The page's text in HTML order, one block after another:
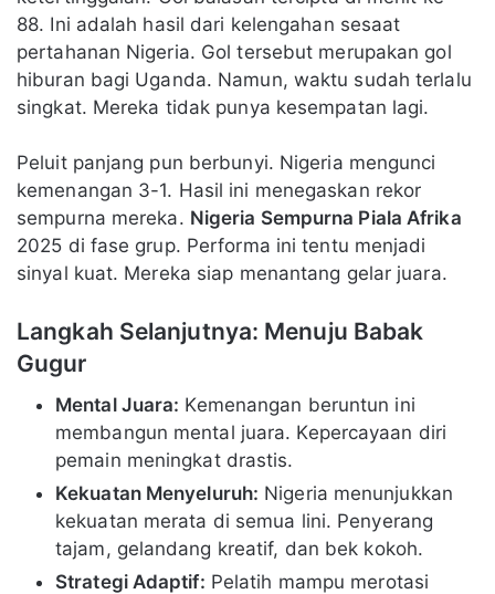
88. Ini adalah hasil dari kelengahan sesaat
pertahanan Nigeria. Gol tersebut merupakan gol
hiburan bagi Uganda. Namun, waktu sudah terlalu
singkat. Mereka tidak punya kesempatan lagi.
Peluit panjang pun berbunyi. Nigeria mengunci
kemenangan 3-1. Hasil ini menegaskan rekor
sempurna mereka. Nigeria Sempurna Piala Afrika
2025 di fase grup. Performa ini tentu menjadi
sinyal kuat. Mereka siap menantang gelar juara.
Langkah Selanjutnya: Menuju Babak
Gugur
Mental Juara: Kemenangan beruntun ini
membangun mental juara. Kepercayaan diri
pemain meningkat drastis.
Kekuatan Menyeluruh: Nigeria menunjukkan
kekuatan merata di semua lini. Penyerang
tajam, gelandang kreatif, dan bek kokoh.
Strategi Adaptif: Pelatih mampu merotasi